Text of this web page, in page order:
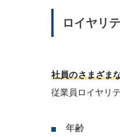
ロイヤリ
社員のさまざま
従業員ロイヤリ
年齢